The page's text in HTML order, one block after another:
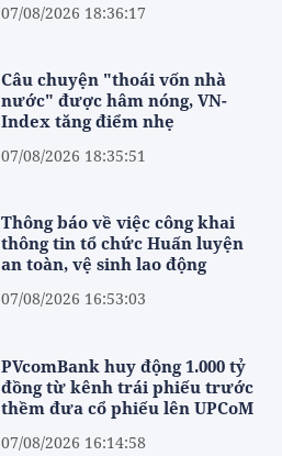
07/08/2026 18:36:17
Câu chuyện "thoái vốn nhà
nước" được hâm nóng, VN-
Index tăng điểm nhẹ
07/08/2026 18:35:51
Thông báo về việc công khai
thông tin tổ chức Huấn luyện
an toàn, vệ sinh lao động
07/08/2026 16:53:03
PVcomBank huy động 1.000 tỷ
đồng từ kênh trái phiếu trước
thềm đưa cổ phiếu lên UPCoM
07/08/2026 16:14:58